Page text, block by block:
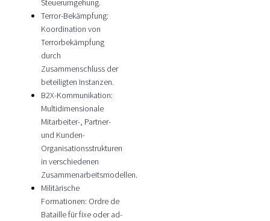
Steuerumgehung.
Terror-Bekämpfung:
Koordination von
Terrorbekämpfung
durch
Zusammenschluss der
beteiligten Instanzen.
B2X-Kommunikation:
Multidimensionale
Mitarbeiter-, Partner-
und Kunden-
Organisationsstrukturen
in verschiedenen
Zusammenarbeitsmodellen.
Militärische
Formationen: Ordre de
Bataille für fixe oder ad-